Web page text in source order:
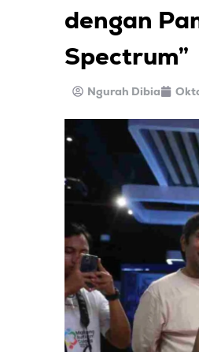
dengan
Spectrum”
Ngurah Dibia